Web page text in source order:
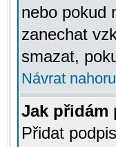
nebo pokud
zanechat
smazat,
Návrat nahoru
Jak přidám
Přidat